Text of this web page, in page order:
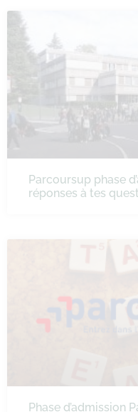
Parcoursup phase
réponses à tes
Phase d’admission